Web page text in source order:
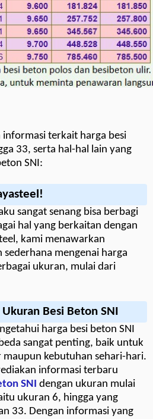
informasi terkait harga besi
33, serta hal-hal lain yang
SNI:
sangat senang bisa berbagi
hal yang berkaitan dengan
kami menawarkan
sederhana mengenai harga
ukuran, mulai dari
Besi Beton SNI
harga besi beton SNI
sangat penting, baik untuk
maupun kebutuhan sehari-hari.
informasi terbaru
SNI dengan ukuran mulai
ukuran 6, hingga yang
33. Dengan informasi yang